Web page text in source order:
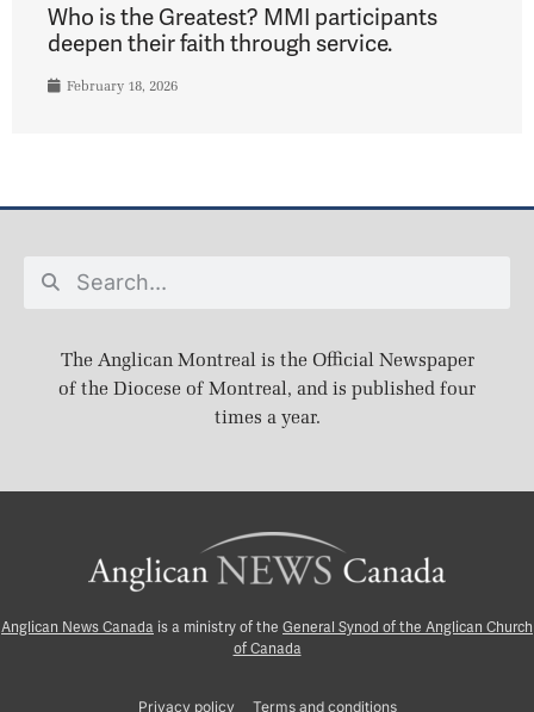
Who is the Greatest? MMI participants
deepen their faith through service.
February 18, 2026
The Anglican Montreal is the Official Newspaper
of the Diocese of Montreal, and is published four
times a year.
Anglican News Canada is a ministry of the General Synod of the Anglican Church
of Canada
Privacy policy Terms and conditions